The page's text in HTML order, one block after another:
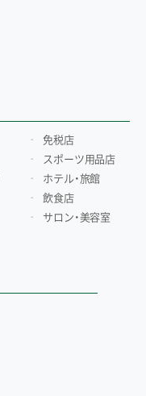
免税店
スポーツ用品店
ホテル・旅館
飲食店
サロン・美容室